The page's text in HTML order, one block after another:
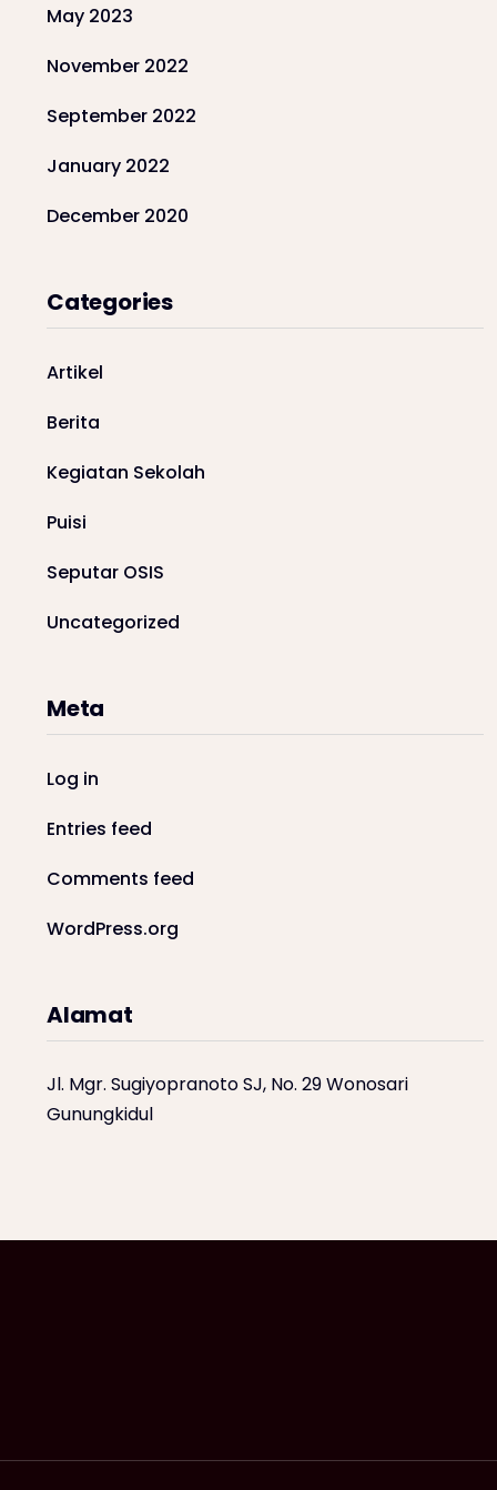
May 2023
November 2022
September 2022
January 2022
December 2020
Categories
Artikel
Berita
Kegiatan Sekolah
Puisi
Seputar OSIS
Uncategorized
Meta
Log in
Entries feed
Comments feed
WordPress.org
Alamat
Jl. Mgr. Sugiyopranoto SJ, No. 29 Wonosari
Gunungkidul